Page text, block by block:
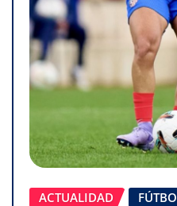
ACTUALIDAD